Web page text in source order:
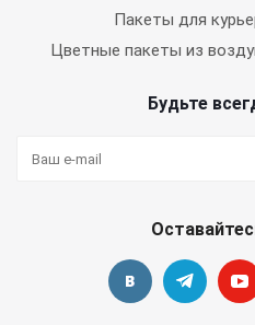
Пакеты для
Цветные пакеты из
Будьте